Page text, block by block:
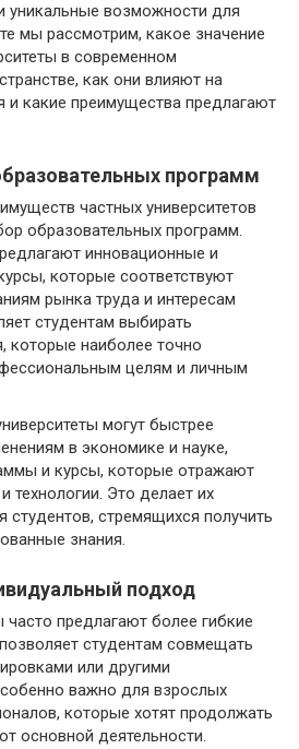
уникальные возможности для
мы рассмотрим, какое значение
в современном
как они влияют на
и какие преимущества предлагают
программ
частных университетов
образовательных программ.
инновационные и
которые соответствуют
рынка труда и интересам
студентам выбирать
которые наиболее точно
целям и личным
могут быстрее
в экономике и науке,
и курсы, которые отражают
технологии. Это делает их
студентов, стремящихся получить
знания.
подход
часто предлагают более гибкие
студентам совмещать
или другими
важно для взрослых
которые хотят продолжать
основной деятельности.